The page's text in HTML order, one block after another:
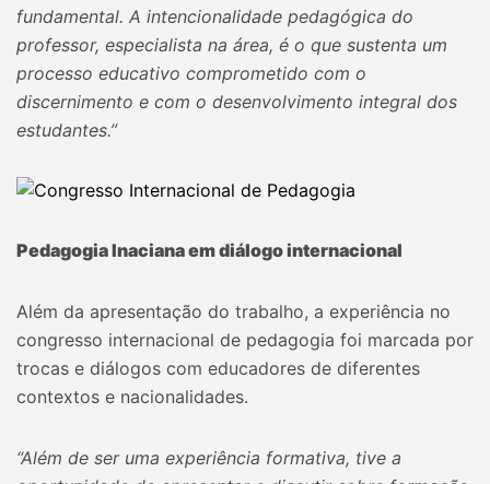
fundamental. A intencionalidade pedagógica do
professor, especialista na área, é o que sustenta um
processo educativo comprometido com o
discernimento e com o desenvolvimento integral dos
estudantes.”
Pedagogia Inaciana em diálogo internacional
Além da apresentação do trabalho, a experiência no
congresso internacional de pedagogia foi marcada por
trocas e diálogos com educadores de diferentes
contextos e nacionalidades.
“Além de ser uma experiência formativa, tive a